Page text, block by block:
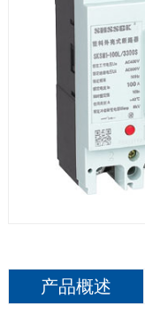
产品概述